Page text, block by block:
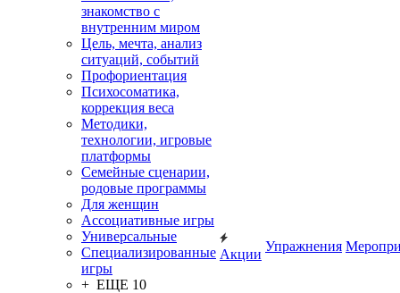
знакомство с
внутренним миром
Цель, мечта, анализ
ситуаций, событий
Профориентация
Психосоматика,
коррекция веса
Методики,
технологии, игровые
платформы
Семейные сценарии,
родовые программы
Для женщин
Ассоциативные игры
Универсальные
Специализированные
игры
+ ЕЩЕ 10
Акции
Упражнения